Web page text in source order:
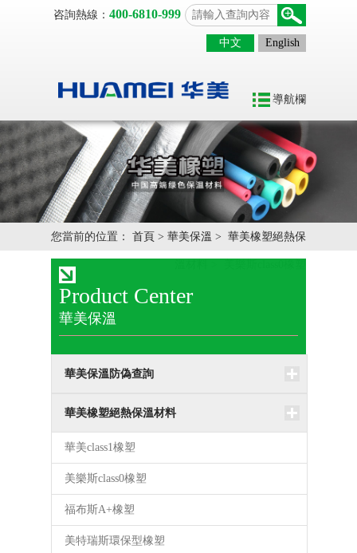
咨詢熱線： 400-6810-999
中文 English
導航欄
您當前的位置： 首頁 > 華美保溫 > 華美橡塑絕熱保
Product Center
華美保溫
華美保溫防偽查詢
華美橡塑絕熱保溫材料
華美class1橡塑
美樂斯class0橡塑
福布斯A+橡塑
美特瑞斯環保型橡塑